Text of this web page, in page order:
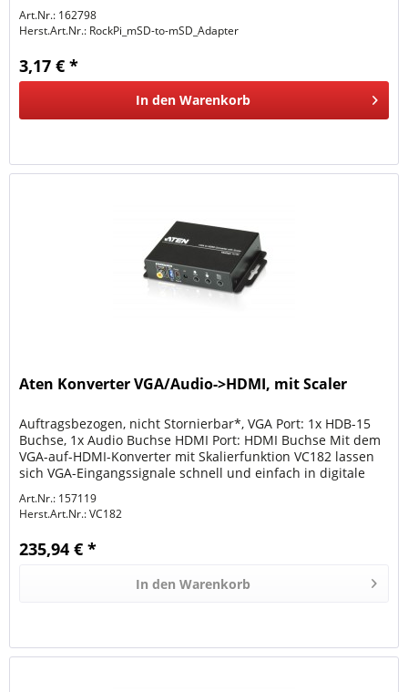
Art.Nr.: 162798
Herst.Art.Nr.: RockPi_mSD-to-mSD_Adapter
3,17 € *
In den Warenkorb
Aten Konverter VGA/Audio->HDMI, mit Scaler
Auftragsbezogen, nicht Stornierbar*, VGA Port: 1x HDB-15
Buchse, 1x Audio Buchse HDMI Port: HDMI Buchse Mit dem
VGA-auf-HDMI-Konverter mit Skalierfunktion VC182 lassen
sich VGA-Eingangssignale schnell und einfach in digitale
Art.Nr.: 157119
Herst.Art.Nr.:VC182
235,94 € *
In den Warenkorb